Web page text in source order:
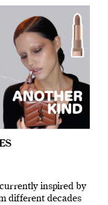
currently inspired by
different decades